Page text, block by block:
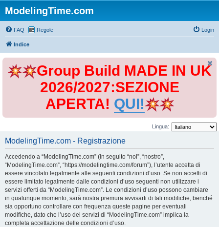
ModelingTime.com
FAQ Regole Login
Indice
Group Build MADE IN UK
2026/2027:SEZIONE
APERTA! QUI!
Lingua:
ModelingTime.com - Registrazione
Accedendo a “ModelingTime.com” (in seguito “noi”, “nostro”,
“ModelingTime.com”, “https://modelingtime.com/forum”), l’utente accetta di
essere vincolato legalmente alle seguenti condizioni d’uso. Se non accetti di
essere limitato legalmente dalle condizioni d’uso seguenti non utilizzare i
servizi offerti da “ModelingTime.com”. Le condizioni d’uso possono cambiare
in qualunque momento, sarà nostra premura avvisarti di tali modifiche, benché
sia opportuno controllare con frequenza queste pagine per eventuali
modifiche, dato che l’uso dei servizi di “ModelingTime.com” implica la
completa accettazione delle condizioni d’uso.